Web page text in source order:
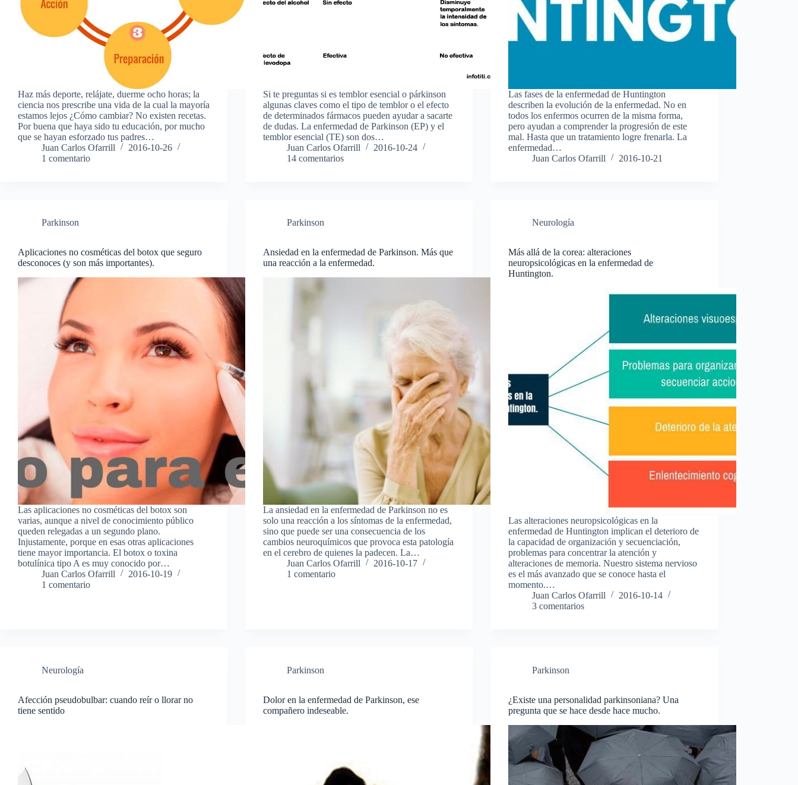
Haz más deporte, relájate, duerme ocho horas; la
ciencia nos prescribe una vida de la cual la mayoría
estamos lejos ¿Cómo cambiar? No existen recetas.
Por buena que haya sido tu educación, por mucho
que se hayan esforzado tus padres…
Juan Carlos Ofarrill
2016-10-26
1 comentario
Si te preguntas si es temblor esencial o párkinson
algunas claves como el tipo de temblor o el efecto
de determinados fármacos pueden ayudar a sacarte
de dudas. La enfermedad de Parkinson (EP) y el
temblor esencial (TE) son dos…
Juan Carlos Ofarrill
2016-10-24
14 comentarios
Las fases de la enfermedad de Huntington
describen la evolución de la enfermedad. No en
todos los enfermos ocurren de la misma forma,
pero ayudan a comprender la progresión de este
mal. Hasta que un tratamiento logre frenarla. La
enfermedad…
Juan Carlos Ofarrill
2016-10-21
Parkinson
Aplicaciones no cosméticas del botox que seguro
desconoces (y son más importantes).
Las aplicaciones no cosméticas del botox son
varias, aunque a nivel de conocimiento público
queden relegadas a un segundo plano.
Injustamente, porque en esas otras aplicaciones
tiene mayor importancia. El botox o toxina
botulínica tipo A es muy conocido por…
Juan Carlos Ofarrill
2016-10-19
1 comentario
Parkinson
Ansiedad en la enfermedad de Parkinson. Más que
una reacción a la enfermedad.
La ansiedad en la enfermedad de Parkinson no es
solo una reacción a los síntomas de la enfermedad,
sino que puede ser una consecuencia de los
cambios neuroquímicos que provoca esta patología
en el cerebro de quienes la padecen. La…
Juan Carlos Ofarrill
2016-10-17
1 comentario
Neurología
Más allá de la corea: alteraciones
neuropsicológicas en la enfermedad de
Huntington.
Las alteraciones neuropsicológicas en la
enfermedad de Huntington implican el deterioro de
la capacidad de organización y secuenciación,
problemas para concentrar la atención y
alteraciones de memoria. Nuestro sistema nervioso
es el más avanzado que se conoce hasta el
momento.…
Juan Carlos Ofarrill
2016-10-14
3 comentarios
Neurología
Afección pseudobulbar: cuando reír o llorar no
tiene sentido
Parkinson
Dolor en la enfermedad de Parkinson, ese
compañero indeseable.
Parkinson
¿Existe una personalidad parkinsoniana? Una
pregunta que se hace desde hace mucho.